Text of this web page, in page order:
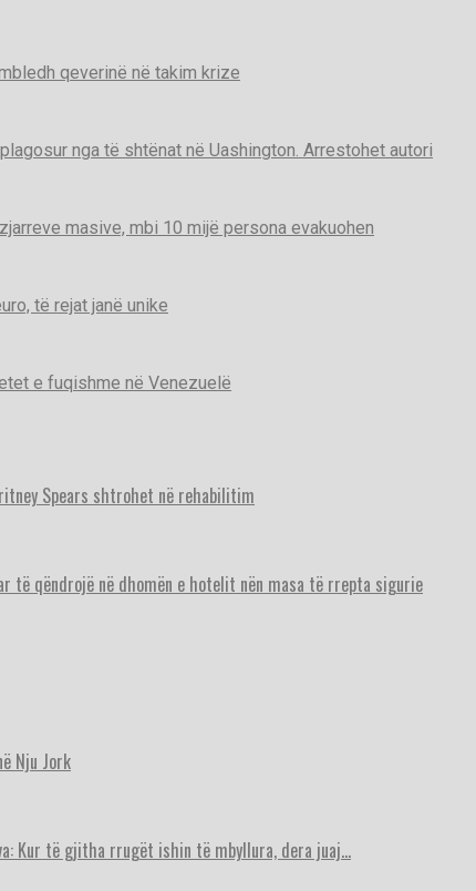
qeverinë në takim krize
nga të shtënat në Uashington. Arrestohet autori
masive, mbi 10 mijë persona evakuohen
të rejat janë unike
e fuqishme në Venezuelë
Spears shtrohet në rehabilitim
të qëndrojë në dhomën e hotelit nën masa të rrepta sigurie
Nju Jork
Kur të gjitha rrugët ishin të mbyllura, dera juaj…